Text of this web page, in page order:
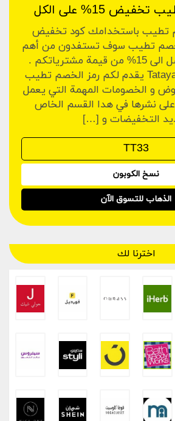
15% على الكل
تطيب باستخدامك كود تخفيض
تطيب سوف تستفدون من أهم
خصم متوفر ويصل الى 15% من قيمة مشترياتكم .
متجر تطيب أو Tatayab يقدم لكم رمز الخصم تطيب
و الخصومات المهمة التي يعمل
نشرها في هدا القسم الخاص
التخفيضات و […]
نسخ الكوبون
الذهاب للتسوق الآن
اخترنا لك